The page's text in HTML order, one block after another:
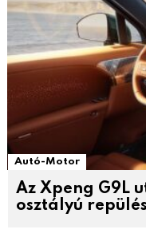
Autó-Motor
Az Xpeng G9L
osztályú